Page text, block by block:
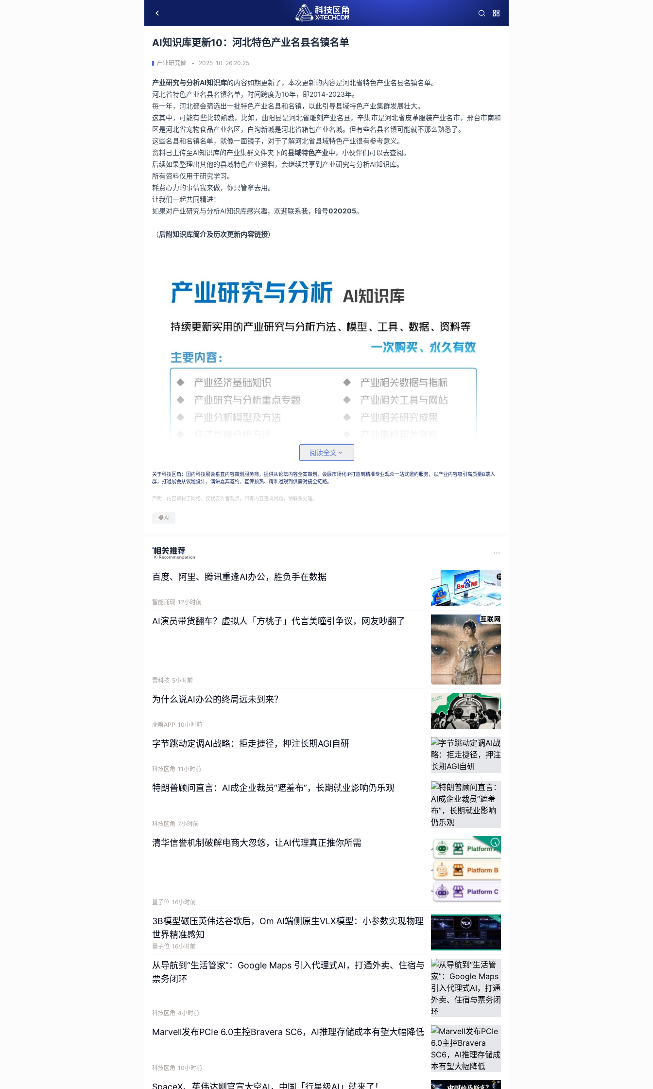
AI知识库更新10：河北特色产业名县名镇名单
产业研究僧 2025-10-26 20:25
产业研究与分析AI知识库的内容如期更新了，本次更新的内容是河北省特色产业名县名镇名单。
河北省特色产业名县名镇名单，时间跨度为10年，即2014-2023年。
每一年，河北都会筛选出一批特色产业名县和名镇，以此引导县域特色产业集群发展壮大。
这其中，可能有些比较熟悉，比如，曲阳县是河北省雕刻产业名县，辛集市是河北省皮革服装产业名市，邢台市南和
区是河北省宠物食品产业名区，白沟新城是河北省箱包产业名城。但有些名县名镇可能就不那么熟悉了。
这些名县和名镇名单，就像一面镜子，对于了解河北省县域特色产业很有参考意义。
资料已上传至AI知识库的产业集群文件夹下的县域特色产业中，小伙伴们可以去查阅。
后续如果整理出其他的县域特色产业资料，会继续共享到产业研究与分析AI知识库。
所有资料仅用于研究学习。
耗费心力的事情我来做，你只管拿去用。
让我们一起共同精进！
如果对产业研究与分析AI知识库感兴趣，欢迎联系我，暗号020205。
（后附知识库简介及历次更新内容链接）
阅读全文
关于科技区角：国内科技展会垂直内容策划服务商，提供从论坛内容全案策划、会展市场化IP打造到精准专业观众一站式邀约服务，以产业内容吸引高质量B端人
群，打通展会从议题设计、演讲嘉宾邀约、宣传预热、精准邀观到供需对接全链路。
声明：内容取材于网络，仅代表作者观点，如有内容违规问题，请联系处理。
AI
百度、阿里、腾讯重逢AI办公，胜负手在数据
智能涌现 12小时前
AI演员带货翻车？虚拟人「方桃子」代言美瞳引争议，网友吵翻了
雷科技 5小时前
为什么说AI办公的终局远未到来？
虎嗅APP 10小时前
字节跳动定调AI战略：拒走捷径，押注长期AGI自研
科技区角 11小时前
特朗普顾问直言：AI成企业裁员“遮羞布”，长期就业影响仍乐观
科技区角 7小时前
清华信誉机制破解电商大忽悠，让AI代理真正推你所需
量子位 16小时前
3B模型碾压英伟达谷歌后，Om AI端侧原生VLX模型：小参数实现物理
世界精准感知
量子位 16小时前
从导航到“生活管家”：Google Maps 引入代理式AI，打通外卖、住宿与
票务闭环
科技区角 4小时前
Marvell发布PCIe 6.0主控Bravera SC6，AI推理存储成本有望大幅降低
科技区角 10小时前